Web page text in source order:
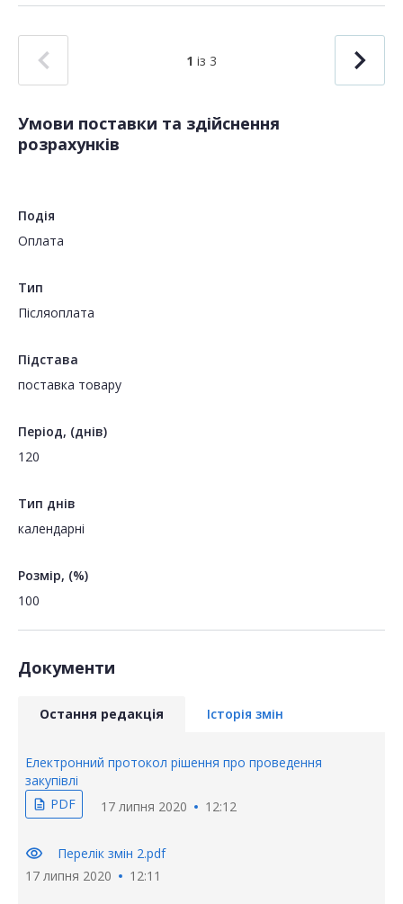
1 із 3
Умови поставки та здійснення
розрахунків
Подія
Оплата
Тип
Пiсляоплата
Підстава
поставка товару
Період, (днів)
120
Тип днів
календарні
Розмір, (%)
100
Документи
Остання редакція Історія змін
Електронний протокол рішення про проведення
закупівлі
description PDF 17 липня 2020 12:12
visibility
Перелік змін 2.pdf
17 липня 2020
12:11